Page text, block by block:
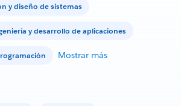
y diseño de sistemas
y desarrollo de aplicaciones
Mostrar más